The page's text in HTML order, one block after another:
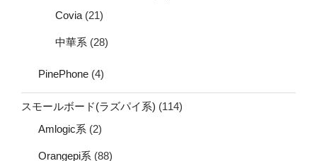
Covia (21)
中華系 (28)
PinePhone (4)
スモールボード(ラズパイ系) (114)
Amlogic系 (2)
Orangepi系 (88)